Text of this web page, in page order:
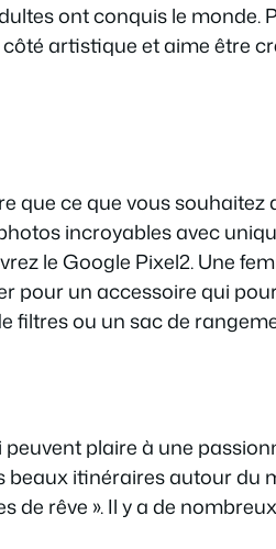
ont conquis le monde.
artistique et aime être
que ce que vous souhaitez
incroyables avec
le Google Pixel2. Une
pour un accessoire qui
filtres ou un sac de
plaire à une
itinéraires autour du
de rêve ». Il y a de